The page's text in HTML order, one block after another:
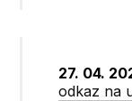
27. 04.
odkaz na